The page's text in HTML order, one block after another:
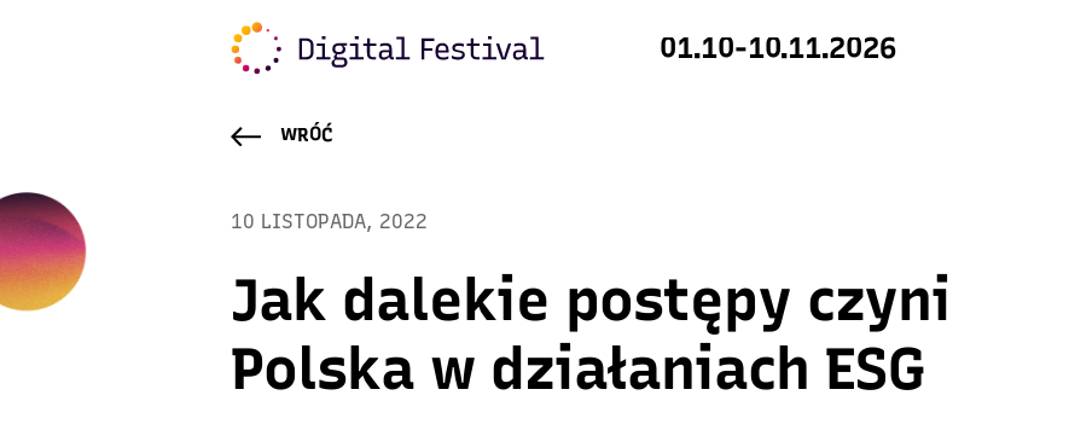
01.10-10.11.2026
WRÓĆ
10 LISTOPADA, 2022
Jak dalekie postępy czyni
Polska w działaniach ESG